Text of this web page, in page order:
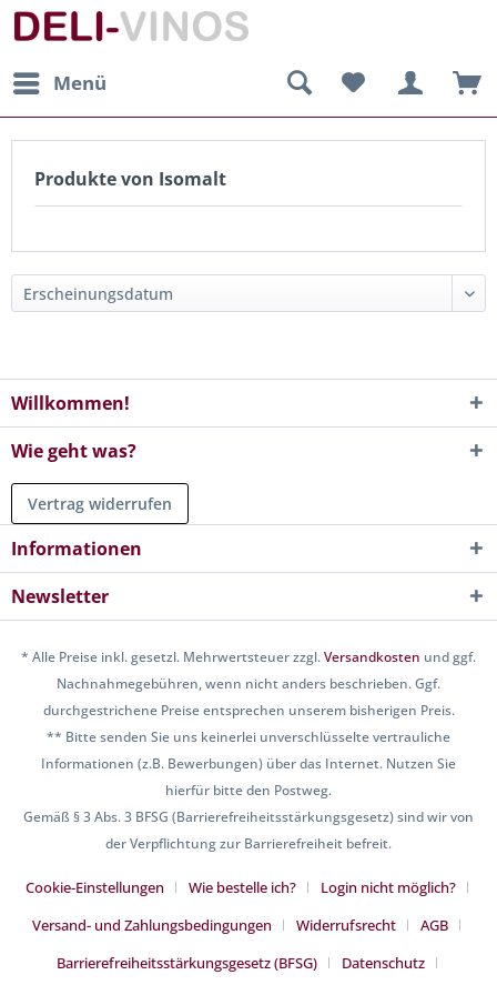
Menü
Produkte von Isomalt
Willkommen!
Wie geht was?
Vertrag widerrufen
Informationen
Newsletter
* Alle Preise inkl. gesetzl. Mehrwertsteuer zzgl.Versandkosten und ggf.
Nachnahmegebühren, wenn nicht anders beschrieben. Ggf.
durchgestrichene Preise entsprechen unserem bisherigen Preis.
** Bitte senden Sie uns keinerlei unverschlüsselte vertrauliche
Informationen (z.B. Bewerbungen) über das Internet. Nutzen Sie
hierfür bitte den Postweg.
Gemäß § 3 Abs. 3 BFSG (Barrierefreiheitsstärkungsgesetz) sind wir von
der Verpflichtung zur Barrierefreiheit befreit.
Cookie-Einstellungen Wie bestelle ich?
Login nicht möglich?
Versand- und Zahlungsbedingungen
Widerrufsrecht
AGB
Barrierefreiheitsstärkungsgesetz (BFSG)
Datenschutz